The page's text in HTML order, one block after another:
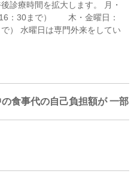
診療時間を拡大します。 月・
16：30まで） 木・金曜日：
） 水曜日は専門外来をしてい
食事代の自己負担額が 一部